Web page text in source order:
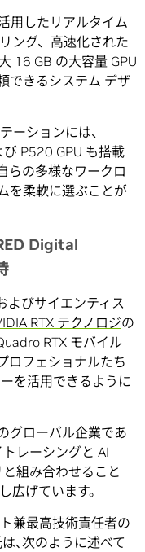
用したリアルタイム
ング、高速化された
16 GB の大容量 GPU
できるシステム デザ
ーションには、
P520 GPU も搭載
らの多様なワークロ
を柔軟に選ぶことが
Digital
よびサイエンティス
RTX テクノロジの
RTX モバイル
ロフェショナルたち
を活用できるように
グローバル企業であ
レーシングと AI
組み合わせること
広げています。
兼最高技術責任者の
､次のように述べて